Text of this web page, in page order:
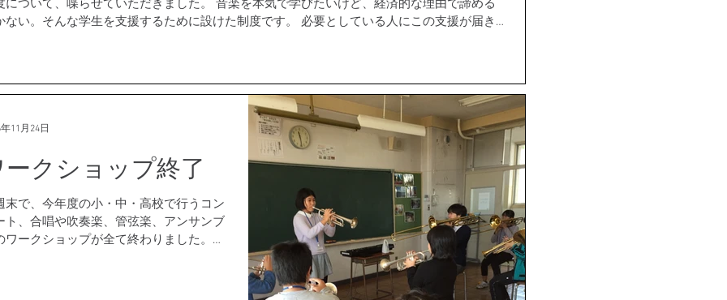
について、喋らせていただきました。 音楽を本気で学びたいけど、経済的な理由で諦める
ない。そんな学生を支援するために設けた制度です。 必要としている人にこの支援が届き
ークショップ終了
末で、今年度の小・中・高校で行うコン
ト、合唱や吹奏楽、管弦楽、アンサンブ
ワークショップが全て終わりました。今
11月24日